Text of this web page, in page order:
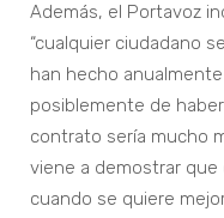
Además, el Portavoz
“cualquier ciudadano
han hecho
posiblemente de
contrato sería mucho
viene a demostrar
cuando se quiere